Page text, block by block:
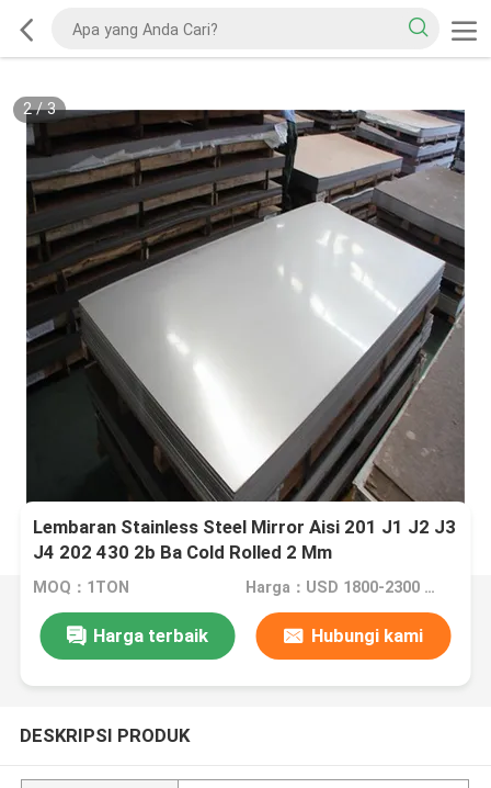
2/3
Lembaran Stainless Steel Mirror Aisi 201 J1 J2 J3
J4 202 430 2b Ba Cold Rolled 2 Mm
MOQ：1TON Harga：USD 1800-2300 per ton
Harga terbaik Hubungi kami
DESKRIPSI PRODUK